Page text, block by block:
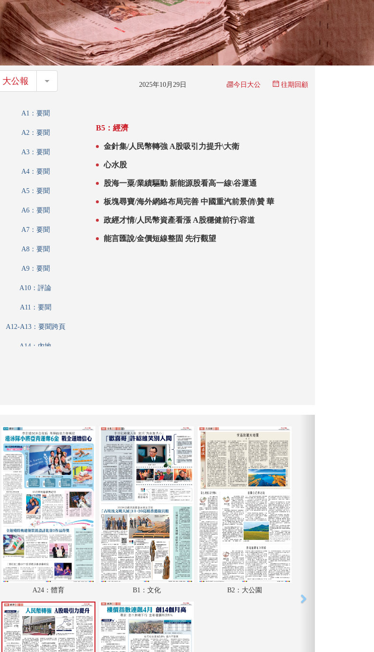
大公報 大公報 2025年10月29日 今日大公 往期回顧
A1：要聞
A2：要聞
A3：要聞
A4：要聞
A5：要聞
A6：要聞
A7：要聞
A8：要聞
A9：要聞
A10：評論
A11：要聞
A12-A13：要聞跨頁
A14：內地
A19：經濟
A20：經濟
A21：國際
A22：國際
A23：體育
A24：體育
B1：文化
B2：大公園
B4：廣告
B5：經濟
B5：經濟
金針集/人民幣轉強 A股吸引力提升\大衛
心水股
股海一粟/業績驅動 新能源股看高一線\谷運通
板塊尋寶/海外網絡布局完善 中國重汽前景俏\贊 華
政經才情/人民幣資產看漲 A股穩健前行\容道
能言匯說/金價短線整固 先行觀望
A24：體育 B1：文化 B2：大公園